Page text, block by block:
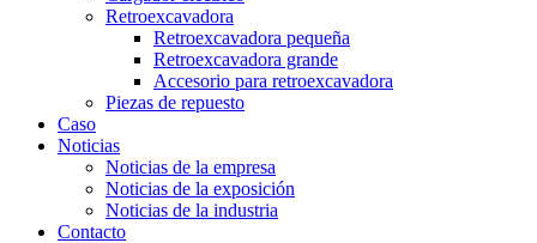
Retroexcavadora
Retroexcavadora pequeña
Retroexcavadora grande
Accesorio para retroexcavadora
Piezas de repuesto
Caso
Noticias
Noticias de la empresa
Noticias de la exposición
Noticias de la industria
Contacto